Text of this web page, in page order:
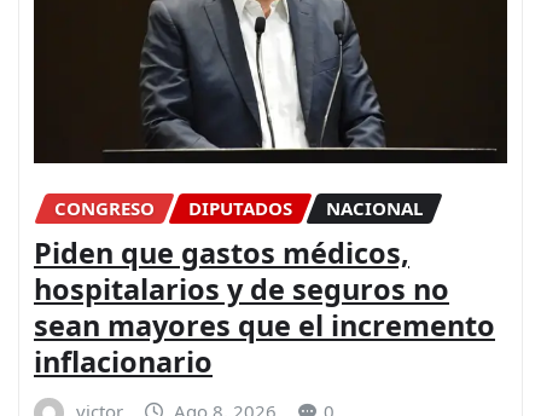
CONGRESO DIPUTADOS NACIONAL
Piden que gastos médicos,
hospitalarios y de seguros no
sean mayores que el incremento
inflacionario